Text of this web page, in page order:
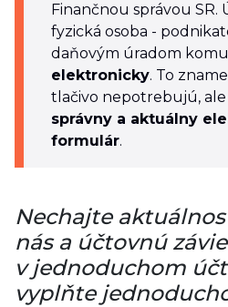
Finančnou správou SR.
fyzická osoba -
daňovým úradom
elektronicky. To
tlačivo nepotrebujú, ale
správny a aktuálny
formulár.
Nechajte
nás a účtovnú
v jednoduchom
vyplňte